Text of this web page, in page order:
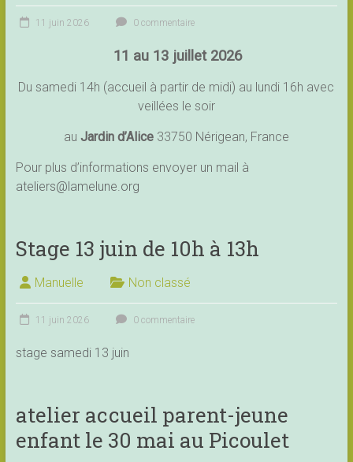
11 juin 2026 0 commentaire
11 au 13 juillet 2026
Du samedi 14h (accueil à partir de midi) au lundi 16h avec
veillées le soir
au Jardin d’Alice33750 Nérigean, France
Pour plus d’informations envoyer un mail à
ateliers@lamelune.org
Stage 13 juin de 10h à 13h
Manuelle Non classé
11 juin 2026 0 commentaire
stage samedi 13 juin
atelier accueil parent-jeune
enfant le 30 mai au Picoulet